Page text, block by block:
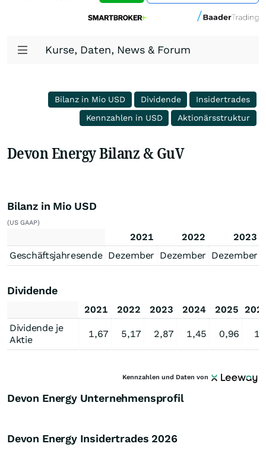
Kurse, Daten, News & Forum
Bilanz in Mio USD Dividende
Insidertrades
Kennzahlen in USD
Aktionärsstruktur
Devon Energy Bilanz & GuV
Bilanz in Mio USD
(US GAAP)
2021 2022
2023
Geschäftsjahresende Dezember Dezember Dezember
Dividende
2021 2022 2023 2024 2025
Dividende je
Aktie
1,67 5,17 2,87 1,45 0,96
Kennzahlen und Daten von
Devon Energy Unternehmensprofil
Devon Energy Insidertrades 2026